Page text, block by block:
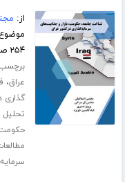
از:
۲۵۴ صفحه
عراق،
گذاری
تحلیل